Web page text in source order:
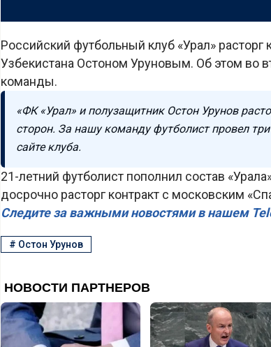
Российский футбольный клуб «Урал»
Узбекистана Остоном Уруновым. Об этом во
команды.
«ФК «Урал» и полузащитник Остон Урунов
сторон. За нашу команду футболист провел
сайте клуба.
21-летний футболист пополнил состав
досрочно расторг контракт с московским
Следите за важными новостями в нашем
# Остон Урунов